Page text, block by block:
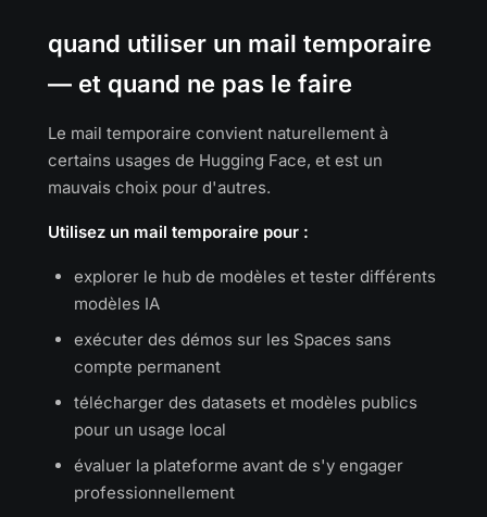
quand utiliser un mail temporaire
— et quand ne pas le faire
Le mail temporaire convient naturellement à
certains usages de Hugging Face, et est un
mauvais choix pour d'autres.
Utilisez un mail temporaire pour :
explorer le hub de modèles et tester différents
modèles IA
exécuter des démos sur les Spaces sans
compte permanent
télécharger des datasets et modèles publics
pour un usage local
évaluer la plateforme avant de s'y engager
professionnellement